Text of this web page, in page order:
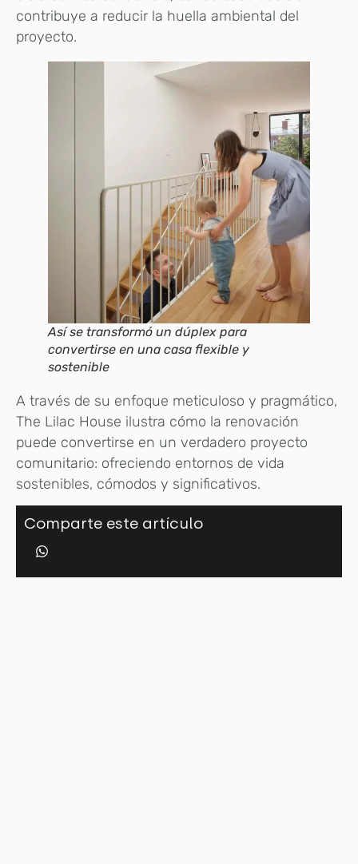
contribuye a reducir la huella ambiental del
proyecto.
Así se transformó un dúplex para
convertirse en una casa flexible y
sostenible
A través de su enfoque meticuloso y pragmático,
The Lilac House ilustra cómo la renovación
puede convertirse en un verdadero proyecto
comunitario: ofreciendo entornos de vida
sostenibles, cómodos y significativos.
Comparte este artículo